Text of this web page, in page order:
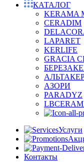
КАТАЛОГ
KERAMA
CERADIM
LAPARET
KERLIFE
GRACIA
АЗОРИ
PARADYZ
Услуги
Контакты